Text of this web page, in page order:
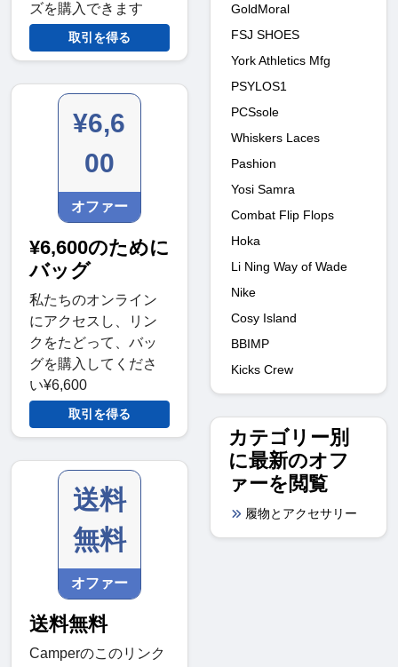
ズを購入できます
取引を得る
¥6,6
00
オファー
¥6,600のために
バッグ
私たちのオンライン
にアクセスし、リン
クをたどって、バッ
グを購入してくださ
い¥6,600
取引を得る
送料
無料
オファー
送料無料
Camperのこのリンク
GoldMoral
FSJ SHOES
York Athletics Mfg
PSYLOS1
PCSsole
Whiskers Laces
Pashion
Yosi Samra
Combat Flip Flops
Hoka
Li Ning Way of Wade
Nike
Cosy Island
BBIMP
Kicks Crew
カテゴリー別
に最新のオフ
ァーを閲覧
履物とアクセサリー